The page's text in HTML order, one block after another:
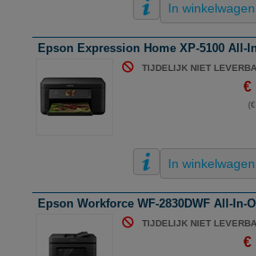
In winkelwagen
Epson Expression Home XP-5100
TIJDELIJK NIET
€
In winkelwagen
Epson Workforce WF-2830DWF All-
TIJDELIJK NIET
€